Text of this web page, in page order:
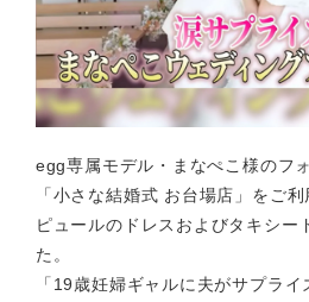
egg専属モデル・まなぺこ様のフ
「小さな結婚式 お台場店」をご
ピュールのドレスおよびタキシー
た。
「19歳妊婦ギャルに夫がサプラ